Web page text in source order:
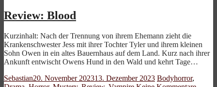
Review: Blood
Kurzinhalt: Nach der Trennung von ihrem Ehemann zieht die
Krankenschwester Jess mit ihrer Tochter Tyler und ihrem kleinen
Sohn Owen in ein altes Bauernhaus auf dem Land. Kurz nach ihrer
Ankunft entwischt Owens Hund in den Wald und kehrt Tage…
Sebastian20. November 202313. Dezember 2023 Bodyhorror,